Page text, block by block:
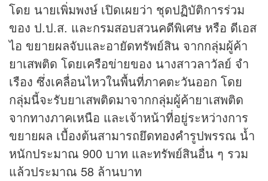
โดย นายเพิ่มพงษ์ เปิดเผยว่า ชุดปฏิบัติการร่วม
ของ ป.ป.ส. และกรมสอบสวนคดีพิเศษ หรือ ดีเอส
ไอ ขยายผลจับและอายัดทรัพย์สิน จากกลุ่มผู้ค้า
ยาเสพติด โดยเครือข่ายของ นางสาวลาวัลย์ จำ
เรือง ซึ่งเคลื่อนไหวในพื้นที่ภาคตะวันออก โดย
กลุ่มนี้จะรับยาเสพติดมาจากกลุ่มผู้ค้ายาเสพติด
จากทางภาคเหนือ และเจ้าหน้าที่อยู่ระหว่างการ
ขยายผล เบื้องต้นสามารถยึดทองคำรูปพรรณ น้ำ
หนักประมาณ 900 บาท และทรัพย์สินอื่น ๆ รวม
แล้วประมาณ 58 ล้านบาท